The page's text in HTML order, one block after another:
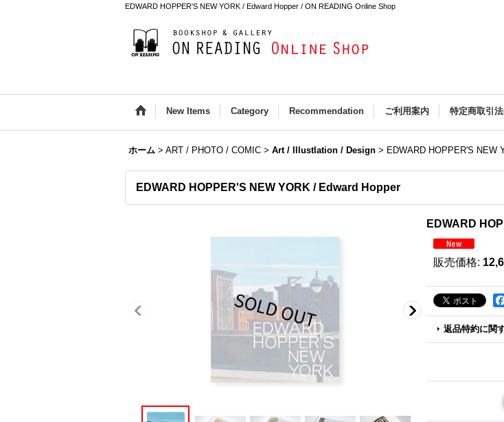
EDWARD HOPPER'S NEW YORK / Edward Hopper / ON READING Online Shop
New Items Category Recommendation ご利用案内 特定商取引
ホーム > ART / PHOTO / COMIC > Art / Illustlation / Design > EDWARD HOPPER'S NEW
EDWARD HOPPER'S NEW YORK / Edward Hopper
EDWARD
販売価格:
返品特約に関